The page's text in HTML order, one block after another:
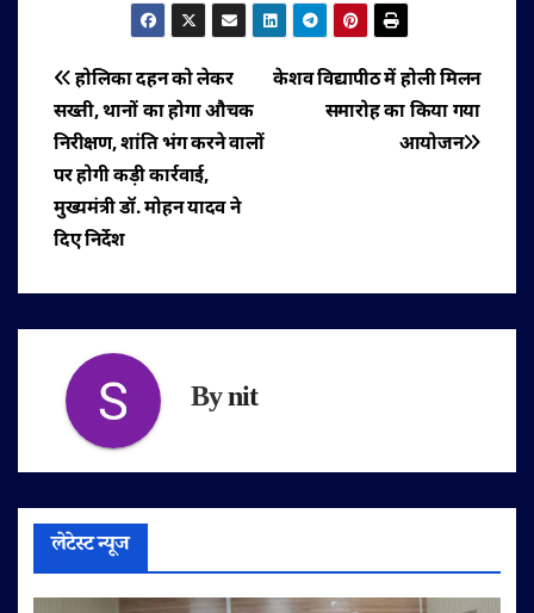
पोस्ट
नेविगेशन
केशव विद्यापीठ में होली मिलन
समारोह का किया गया
आयोजन
होलिका दहन को लेकर
सख्ती, थानों का होगा औचक
निरीक्षण, शांति भंग करने वालों
पर होगी कड़ी कार्रवाई,
मुख्यमंत्री डॉ. मोहन यादव ने
दिए निर्देश
Bynit
लेटेस्ट न्यूज